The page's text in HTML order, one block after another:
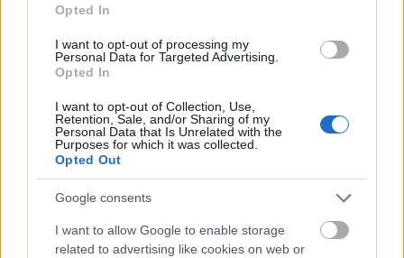
Opted In
I want to opt-out of processing my
Personal Data for Targeted Advertising.
Opted In
I want to opt-out of Collection, Use,
Retention, Sale, and/or Sharing of my
Personal Data that Is Unrelated with the
Purposes for which it was collected.
Opted Out
Google consents
I want to allow Google to enable storage
related to advertising like cookies on web or
The Strange•2017. január 05.
Úgy tűnik, több nagy divatház is felismerte annak a
lehetőségét, hogy milyen jó is egy testvérpárral
népszerűsíteni az aktuális kollekciókat. Hát még ha a
testvérpár mindekét tagja népszerű modell is! Íme -
tavaszi/nyári időszakra Bella és Gigi Hadiddal.…